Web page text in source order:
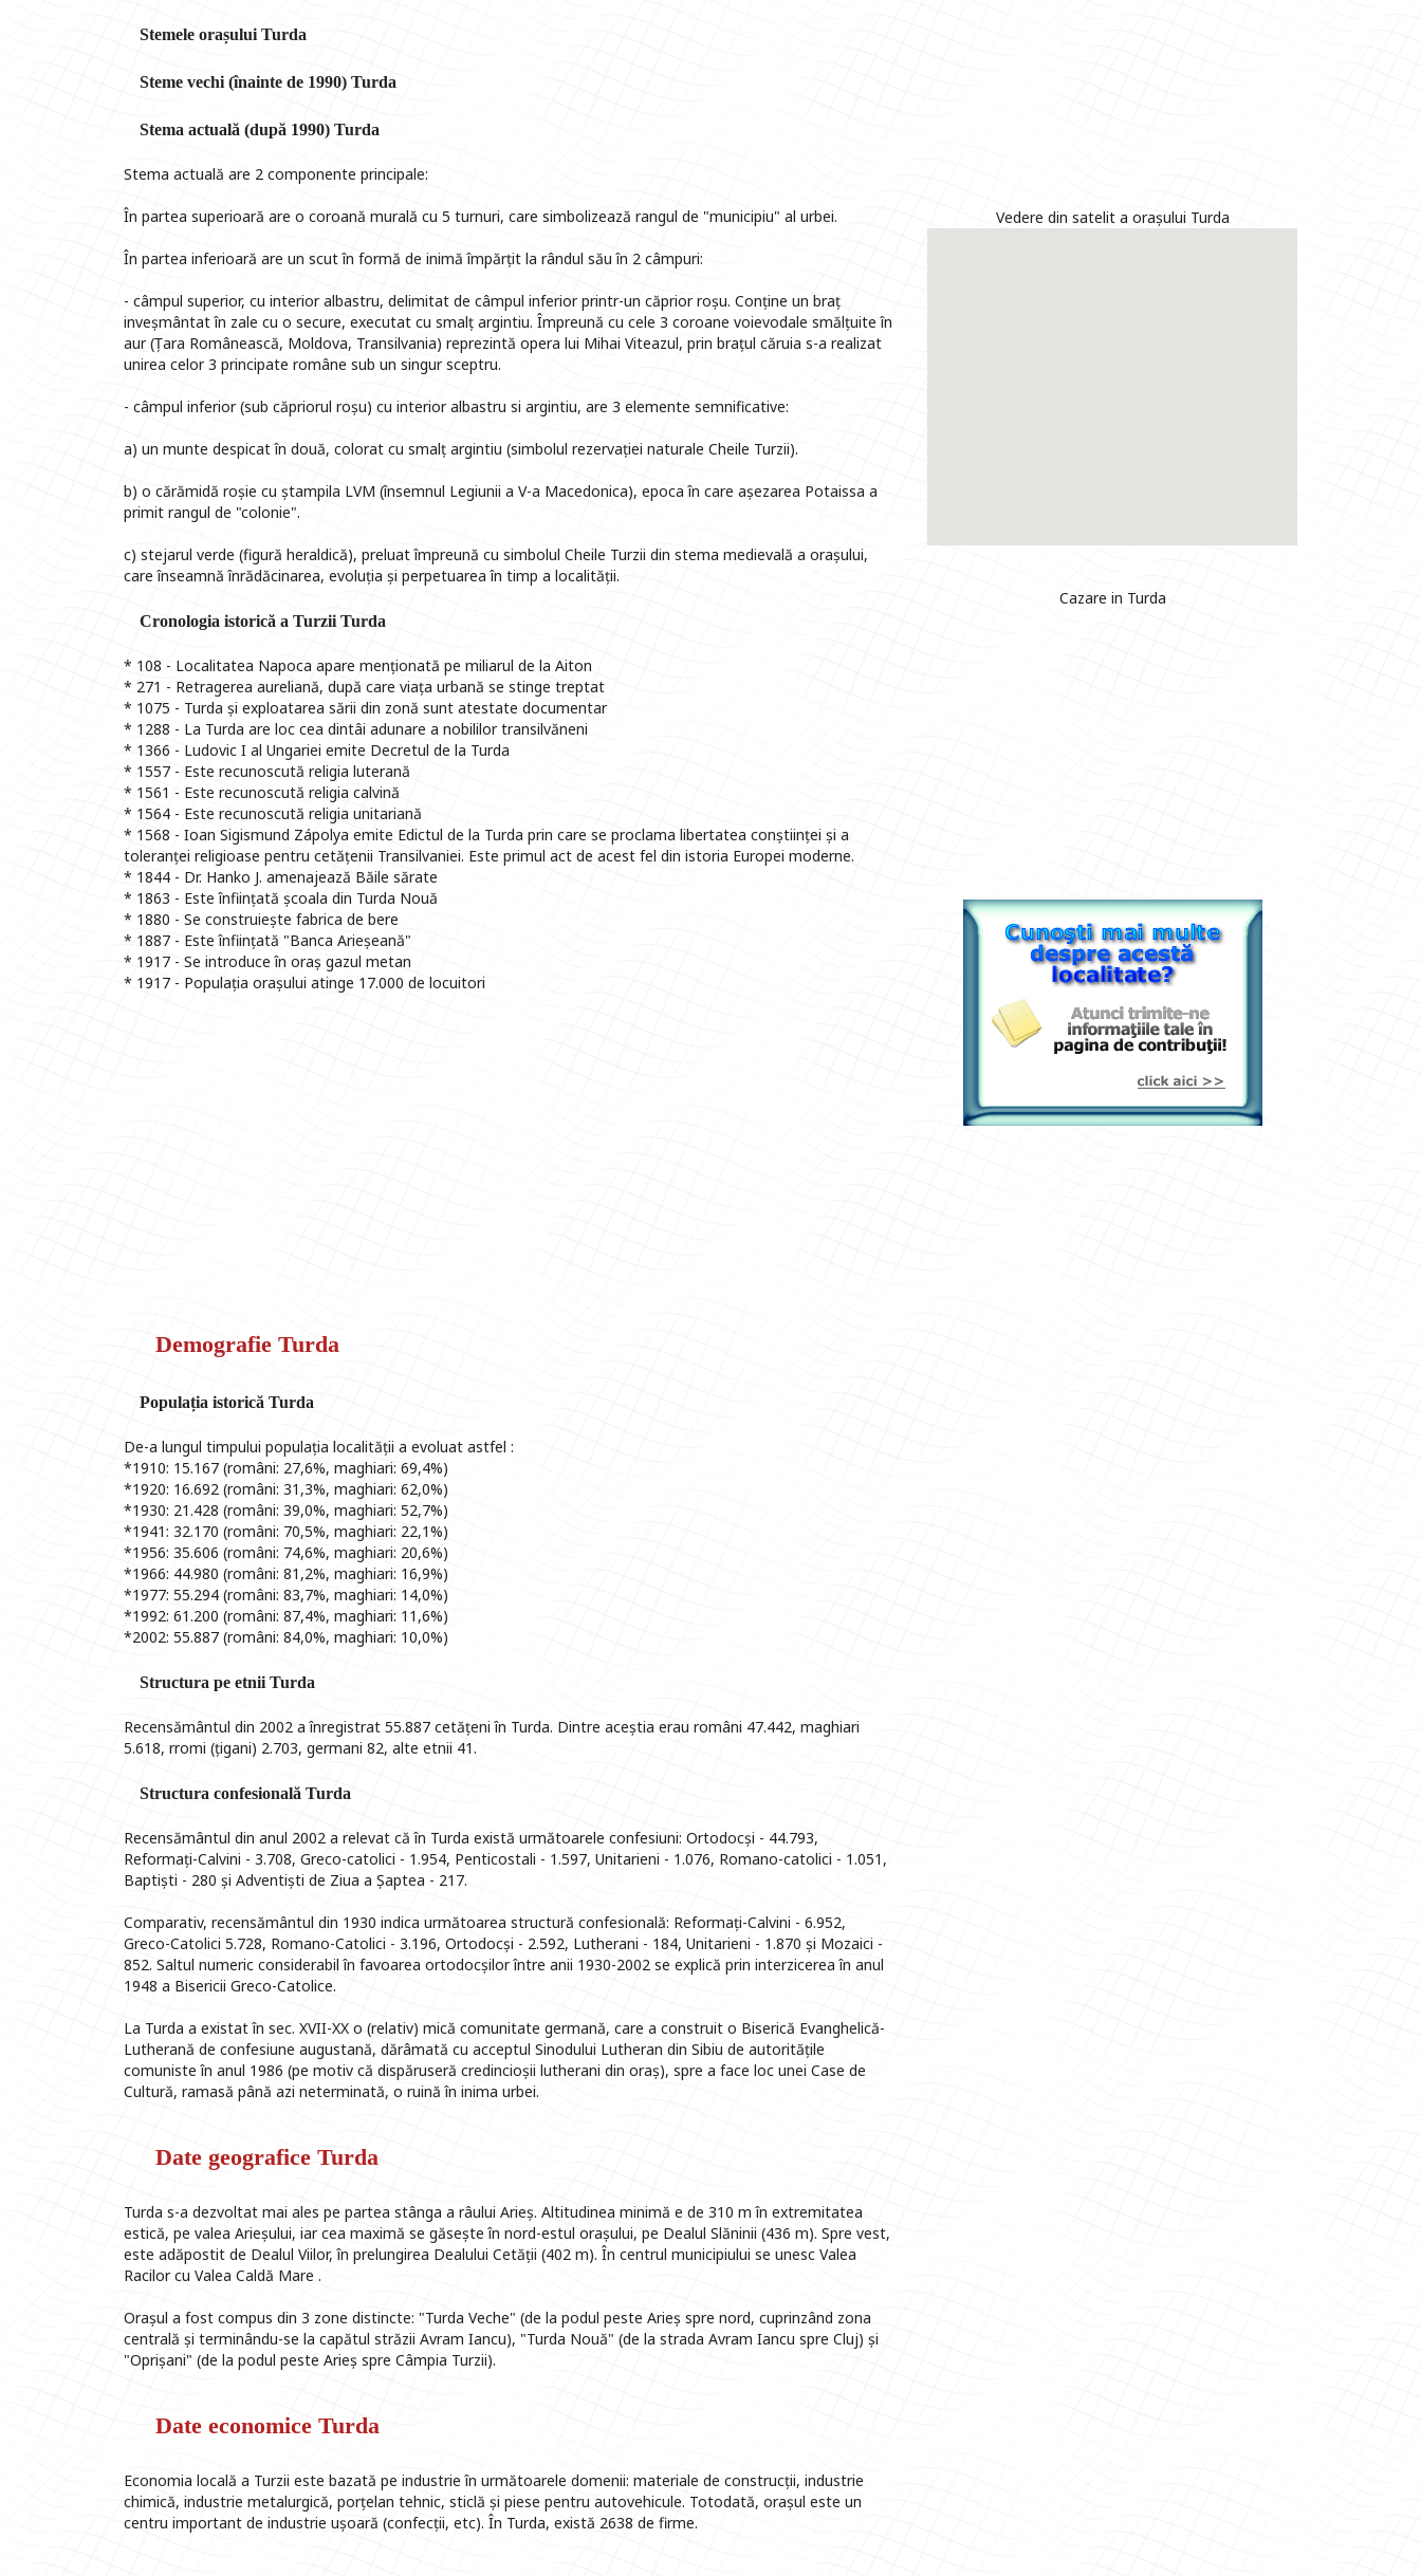
Stemele orașului Turda
Steme vechi (înainte de 1990) Turda
Stema actuală (după 1990) Turda
Stema actuală are 2 componente principale:
În partea superioară are o coroană murală cu 5 turnuri, care simbolizează rangul de "municipiu" al urbei.
În partea inferioară are un scut în formă de inimă împărțit la rândul său în 2 câmpuri:
- câmpul superior, cu interior albastru, delimitat de câmpul inferior printr-un căprior roșu. Conține un braț
inveșmântat în zale cu o secure, executat cu smalț argintiu. Împreună cu cele 3 coroane voievodale smălțuite în
aur (Țara Românească, Moldova, Transilvania) reprezintă opera lui Mihai Viteazul, prin brațul căruia s-a realizat
unirea celor 3 principate române sub un singur sceptru.
- câmpul inferior (sub căpriorul roșu) cu interior albastru si argintiu, are 3 elemente semnificative:
a) un munte despicat în două, colorat cu smalț argintiu (simbolul rezervației naturale Cheile Turzii).
b) o cărămidă roșie cu ștampila LVM (însemnul Legiunii a V-a Macedonica), epoca în care așezarea Potaissa a
primit rangul de "colonie".
c) stejarul verde (figură heraldică), preluat împreună cu simbolul Cheile Turzii din stema medievală a orașului,
care înseamnă înrădăcinarea, evoluția și perpetuarea în timp a localității.
Cronologia istorică a Turzii Turda
* 108 - Localitatea Napoca apare menționată pe miliarul de la Aiton
* 271 - Retragerea aureliană, după care viața urbană se stinge treptat
* 1075 - Turda și exploatarea sării din zonă sunt atestate documentar
* 1288 - La Turda are loc cea dintâi adunare a nobililor transilvăneni
* 1366 - Ludovic I al Ungariei emite Decretul de la Turda
* 1557 - Este recunoscută religia luterană
* 1561 - Este recunoscută religia calvină
* 1564 - Este recunoscută religia unitariană
* 1568 - Ioan Sigismund Zápolya emite Edictul de la Turda prin care se proclama libertatea conștiinței și a
toleranței religioase pentru cetățenii Transilvaniei. Este primul act de acest fel din istoria Europei moderne.
* 1844 - Dr. Hanko J. amenajează Băile sărate
* 1863 - Este înființată școala din Turda Nouă
* 1880 - Se construiește fabrica de bere
* 1887 - Este înființată "Banca Arieșeană"
* 1917 - Se introduce în oraș gazul metan
* 1917 - Populația orașului atinge 17.000 de locuitori
Demografie Turda
Populația istorică Turda
De-a lungul timpului populația localității a evoluat astfel :
*1910: 15.167 (români: 27,6%, maghiari: 69,4%)
*1920: 16.692 (români: 31,3%, maghiari: 62,0%)
*1930: 21.428 (români: 39,0%, maghiari: 52,7%)
*1941: 32.170 (români: 70,5%, maghiari: 22,1%)
*1956: 35.606 (români: 74,6%, maghiari: 20,6%)
*1966: 44.980 (români: 81,2%, maghiari: 16,9%)
*1977: 55.294 (români: 83,7%, maghiari: 14,0%)
*1992: 61.200 (români: 87,4%, maghiari: 11,6%)
*2002: 55.887 (români: 84,0%, maghiari: 10,0%)
Structura pe etnii Turda
Recensământul din 2002 a înregistrat 55.887 cetățeni în Turda. Dintre aceștia erau români 47.442, maghiari
5.618, rromi (țigani) 2.703, germani 82, alte etnii 41.
Structura confesională Turda
Recensământul din anul 2002 a relevat că în Turda există următoarele confesiuni: Ortodocși - 44.793,
Reformați-Calvini - 3.708, Greco-catolici - 1.954, Penticostali - 1.597, Unitarieni - 1.076, Romano-catolici - 1.051,
Baptiști - 280 și Adventiști de Ziua a Șaptea - 217.
Comparativ, recensământul din 1930 indica următoarea structură confesională: Reformați-Calvini - 6.952,
Greco-Catolici 5.728, Romano-Catolici - 3.196, Ortodocși - 2.592, Lutherani - 184, Unitarieni - 1.870 și Mozaici -
852. Saltul numeric considerabil în favoarea ortodocșilor între anii 1930-2002 se explică prin interzicerea în anul
1948 a Bisericii Greco-Catolice.
La Turda a existat în sec. XVII-XX o (relativ) mică comunitate germană, care a construit o Biserică Evanghelică-
Lutherană de confesiune augustană, dărâmată cu acceptul Sinodului Lutheran din Sibiu de autoritățile
comuniste în anul 1986 (pe motiv că dispăruseră credincioșii lutherani din oraș), spre a face loc unei Case de
Cultură, ramasă până azi neterminată, o ruină în inima urbei.
Date geografice Turda
Turda s-a dezvoltat mai ales pe partea stânga a râului Arieș. Altitudinea minimă e de 310 m în extremitatea
estică, pe valea Arieșului, iar cea maximă se găsește în nord-estul orașului, pe Dealul Slăninii (436 m). Spre vest,
este adăpostit de Dealul Viilor, în prelungirea Dealului Cetății (402 m). În centrul municipiului se unesc Valea
Racilor cu Valea Caldă Mare .
Orașul a fost compus din 3 zone distincte: "Turda Veche" (de la podul peste Arieș spre nord, cuprinzând zona
centrală și terminându-se la capătul străzii Avram Iancu), "Turda Nouă" (de la strada Avram Iancu spre Cluj) și
"Oprișani" (de la podul peste Arieș spre Câmpia Turzii).
Date economice Turda
Economia locală a Turzii este bazată pe industrie în următoarele domenii: materiale de construcții, industrie
chimică, industrie metalurgică, porțelan tehnic, sticlă și piese pentru autovehicule. Totodată, orașul este un
centru important de industrie ușoară (confecții, etc). În Turda, există 2638 de firme.
Vedere din satelit a orașului Turda
Cazare in Turda